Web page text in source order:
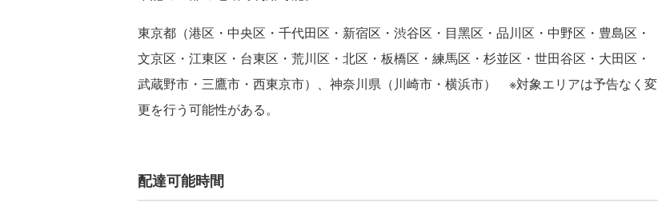
東京都（港区・中央区・千代⽥区・新宿区・渋⾕区・⽬⿊区・品川区・中野区・豊島区・
⽂京区・江東区・台東区・荒川区・北区・板橋区・練⾺区・杉並区・世⽥⾕区・⼤⽥区・
武蔵野市・三鷹市・⻄東京市）、神奈川県（川崎市・横浜市） ※対象エリアは予告なく変
更を⾏う可能性がある。
配達可能時間